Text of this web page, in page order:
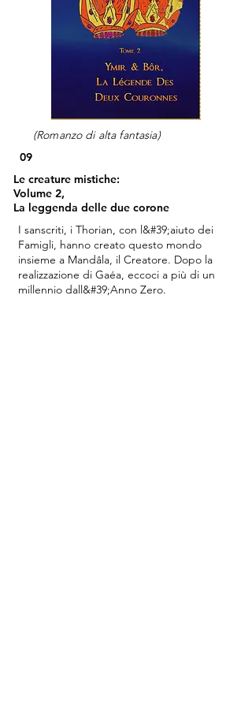
(Romanzo di alta fantasia)
09
Le creature mistiche:
Volume 2,
La leggenda delle due corone
I sanscriti, i Thorian, con l&#39;aiuto dei
Famigli, hanno creato questo mondo
insieme a Mandâla, il Creatore. Dopo la
realizzazione di Gaéa, eccoci a più di un
millennio dall&#39;Anno Zero.